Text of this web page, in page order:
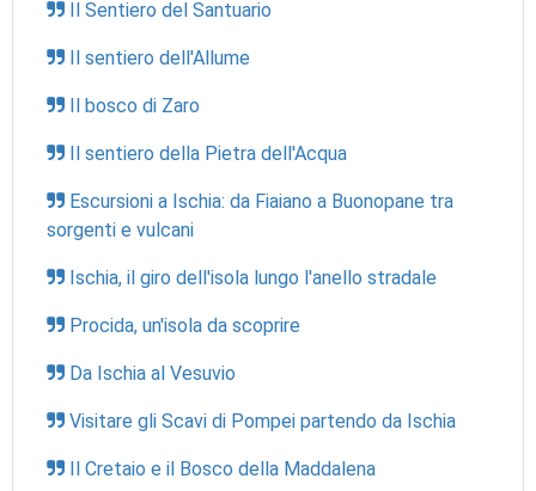
Il Sentiero del Santuario
Il sentiero dell'Allume
Il bosco di Zaro
Il sentiero della Pietra dell'Acqua
Escursioni a Ischia: da Fiaiano a Buonopane tra
sorgenti e vulcani
Ischia, il giro dell'isola lungo l'anello stradale
Procida, un'isola da scoprire
Da Ischia al Vesuvio
Visitare gli Scavi di Pompei partendo da Ischia
Il Cretaio e il Bosco della Maddalena